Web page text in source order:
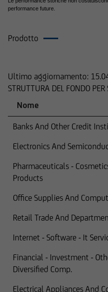
performance future.
Prodotto
Ultimo aggiornamento:
STRUTTURA DEL FONDO PER
Nome
Banks And Other Credit
Electronics And
Pharmaceuticals -
Products
Office Supplies And
Retail Trade And
Internet - Software - It
Financial - Investment -
Diversified Comp.
Electrical Appliances And
aggiunte alle
UniCredit Invest Lux
protetti da copyright.
estratti di testi o
immagini, necessita
di UniCredit Invest
Il contenuto del
scopo puramente
il presupposto di
UniCredit Invest Lux
informazioni
aggiornate o in caso
informazioni. Prima
decisione
con uno dei nostri